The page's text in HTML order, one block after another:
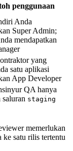
penggunaan
Anda
Super Admin;
mendapatkan
yang
satu aplikasi
App Developer
QA hanya
saluran staging
memerlukan
ke satu rilis tertentu